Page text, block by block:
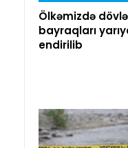
Ölkəmizdə
bayraqları
endirilib